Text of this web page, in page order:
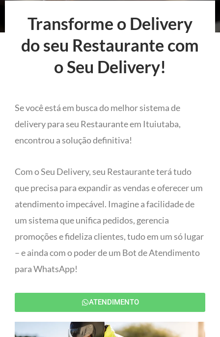
Transforme o Delivery
do seu Restaurante com
o Seu Delivery!
Se você está em busca do melhor sistema de
delivery para seu Restaurante em Ituiutaba,
encontrou a solução definitiva!
Com o Seu Delivery, seu Restaurante terá tudo
que precisa para expandir as vendas e oferecer um
atendimento impecável. Imagine a facilidade de
um sistema que unifica pedidos, gerencia
promoções e fideliza clientes, tudo em um só lugar
– e ainda com o poder de um Bot de Atendimento
para WhatsApp!
ATENDIMENTO